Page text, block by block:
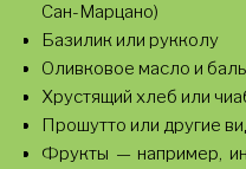
Сан-Марцано)
Базилик или рукколу
Оливковое масло и
Хрустящий хлеб или
Прошутто или другие
Фрукты — например,